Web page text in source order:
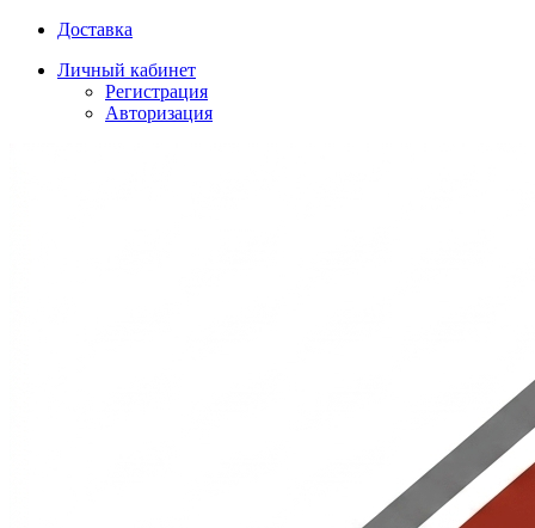
Доставка
Личный кабинет
Регистрация
Авторизация